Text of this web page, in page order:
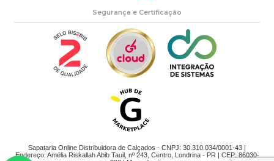
Segurança e Certificação
Sapataria Online Distribuidora de Calçados - CNPJ: 30.310.034/0001-43 |
Endereço: Amélia Riskallah Abib Tauil, nº 243, Centro, Londrina - PR | CEP: 86030-